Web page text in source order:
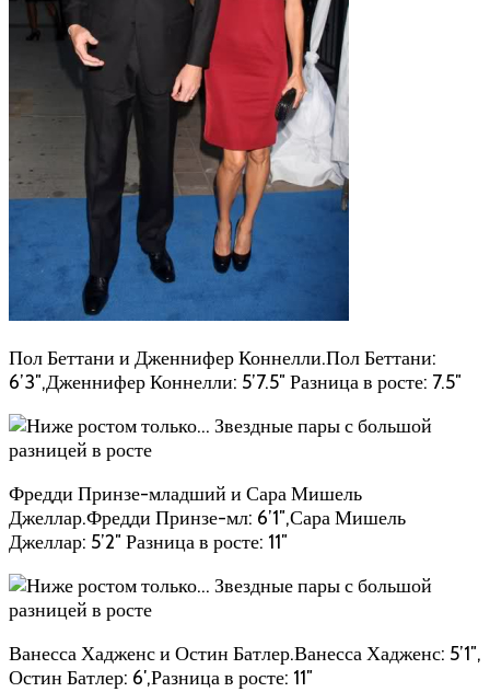
Пол Беттани и Дженнифер Коннелли.Пол Беттани:
6’3″,Дженнифер Коннелли: 5’7.5″ Разница в росте: 7.5″
Фредди Принзе-младший и Сара Мишель
Джеллар.Фредди Принзе-мл: 6’1″,Сара Мишель
Джеллар: 5’2″ Разница в росте: 11″
Ванесса Хадженс и Остин Батлер.Ванесса Хадженс: 5’1″,
Остин Батлер: 6′,Разница в росте: 11″